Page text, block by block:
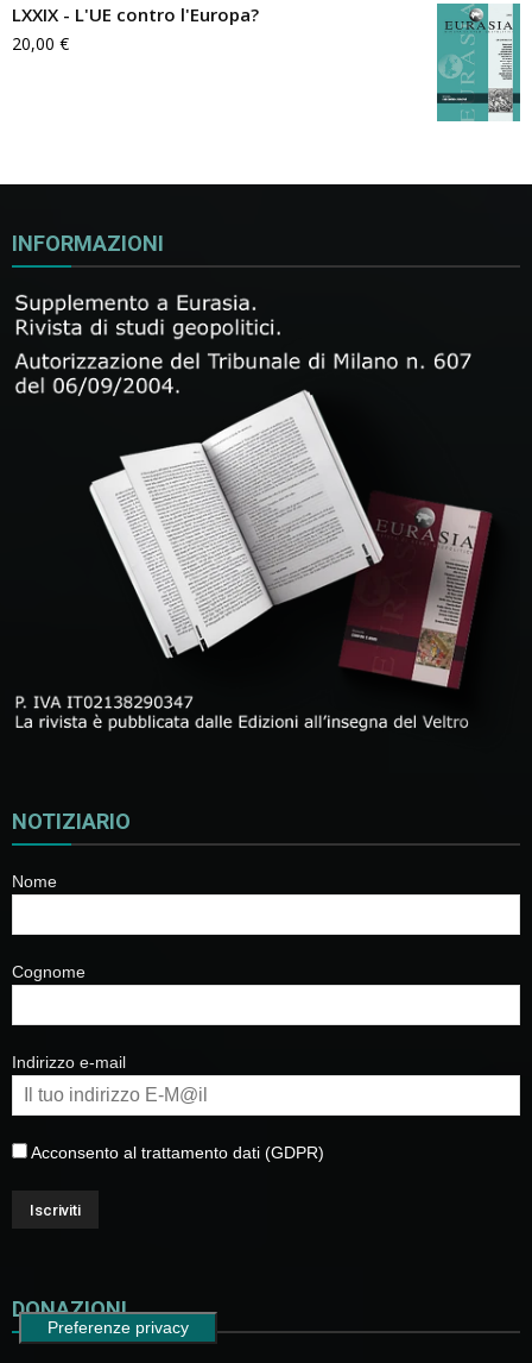
LXXIX - L'UE contro l'Europa?
20,00 €
INFORMAZIONI
NOTIZIARIO
Nome
Cognome
Indirizzo e-mail
Acconsento al trattamento dati (GDPR)
DONAZIONI